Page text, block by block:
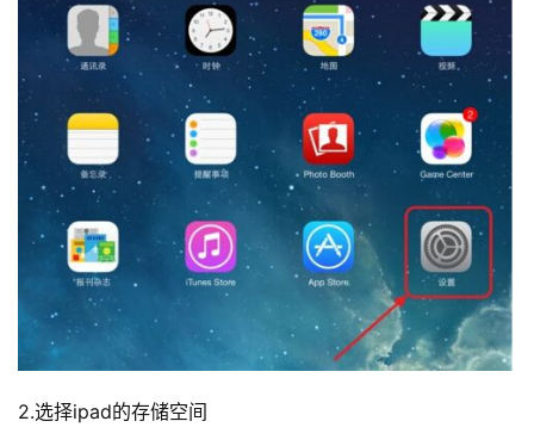
2.选择ipad的存储空间